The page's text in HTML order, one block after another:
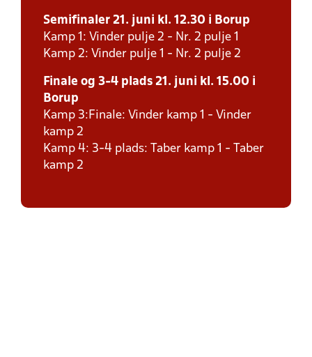
Semifinaler 21. juni kl. 12.30 i Borup
Kamp 1: Vinder pulje 2 - Nr. 2 pulje 1
Kamp 2: Vinder pulje 1 - Nr. 2 pulje 2
Finale og 3-4 plads 21. juni kl. 15.00 i
Borup
Kamp 3:Finale: Vinder kamp 1 - Vinder
kamp 2
Kamp 4: 3-4 plads: Taber kamp 1 - Taber
kamp 2